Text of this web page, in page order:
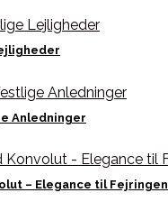
Anledninger
– Elegance til Fejringen